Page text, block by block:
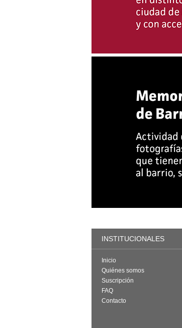
INSTITUCIONALES
Inicio
Quiénes somos
Suscripción
FAQ
Contacto